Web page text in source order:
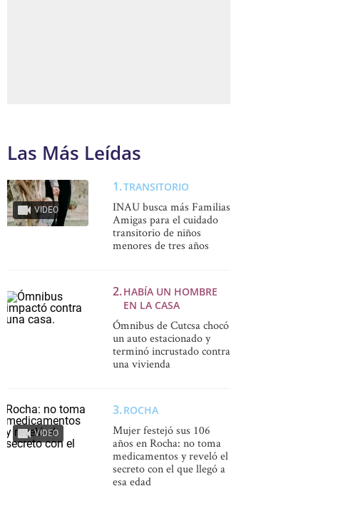
Las Más Leídas
VIDEO
TRANSITORIO
INAU busca más Familias
Amigas para el cuidado
transitorio de niños
menores de tres años
HABÍA UN HOMBRE
EN LA CASA
Ómnibus de Cutcsa chocó
un auto estacionado y
terminó incrustado contra
una vivienda
VIDEO
ROCHA
Mujer festejó sus 106
años en Rocha: no toma
medicamentos y reveló el
secreto con el que llegó a
esa edad